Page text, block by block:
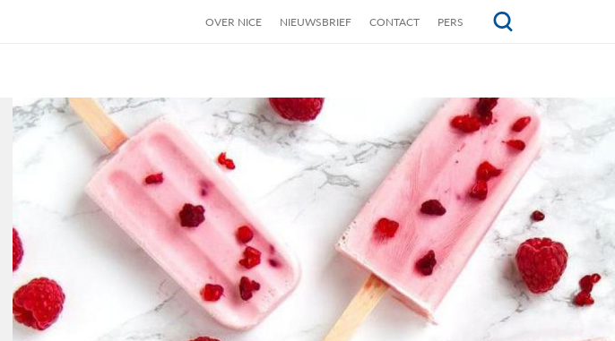
OVER NICE NIEUWSBRIEF CONTACT PERS